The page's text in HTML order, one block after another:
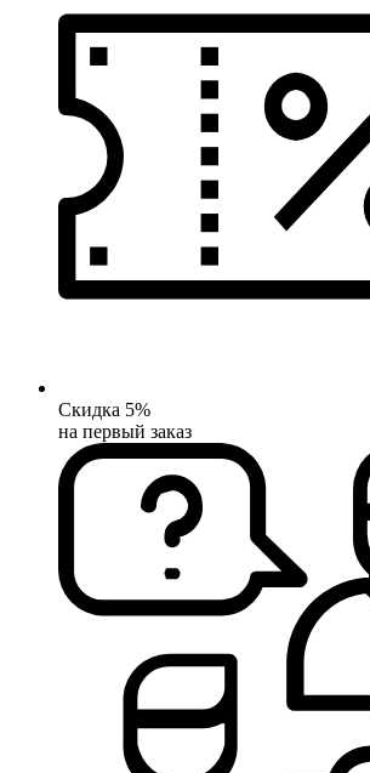
Скидка 5%
на первый заказ